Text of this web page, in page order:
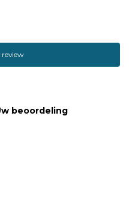
beoordeling